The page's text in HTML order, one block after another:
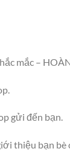
mắc –
gửi đến bạn.
thiệu bạn bè